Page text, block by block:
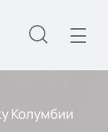
Колумбии